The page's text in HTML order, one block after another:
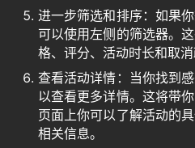
进一步筛选和排序：如果
可以使用左侧的筛选器。
格、评分、活动时长和取消
查看活动详情：当你找到
以查看更多详情。这将带
页面上你可以了解活动的
相关信息。